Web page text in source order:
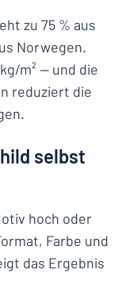
zu 75 % aus
Norwegen.
m² — und die
reduziert die
selbst
hoch oder
Farbe und
das Ergebnis